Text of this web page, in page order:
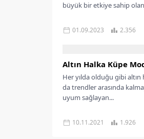
büyük bir etkiye sahip
01.09.2023 2.356
Altın Halka Küpe
Her yılda olduğu gibi altın
da trendler arasında
uyum sağlayan...
10.11.2021 1.926